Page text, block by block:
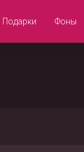
Подарки Фоны